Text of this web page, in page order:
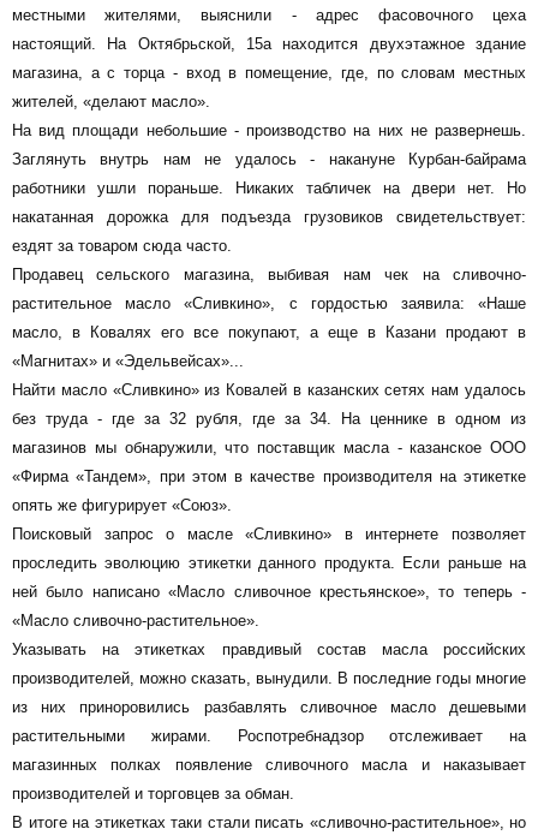
местными жителями, выяснили - адрес фасовочного цеха
настоящий. На Октябрьской, 15а находится двухэтажное здание
магазина, а с торца - вход в помещение, где, по словам местных
жителей, «делают масло».
На вид площади небольшие - производство на них не развернешь.
Заглянуть внутрь нам не удалось - накануне Курбан-байрама
работники ушли пораньше. Никаких табличек на двери нет. Но
накатанная дорожка для подъезда грузовиков свидетельствует:
ездят за товаром сюда часто.
Продавец сельского магазина, выбивая нам чек на сливочно-
растительное масло «Сливкино», с гордостью заявила: «Наше
масло, в Ковалях его все покупают, а еще в Казани продают в
«Магнитах» и «Эдельвейсах»...
Найти масло «Сливкино» из Ковалей в казанских сетях нам удалось
без труда - где за 32 рубля, где за 34. На ценнике в одном из
магазинов мы обнаружили, что поставщик масла - казанское ООО
«Фирма «Тандем», при этом в качестве производителя на этикетке
опять же фигурирует «Союз».
Поисковый запрос о масле «Сливкино» в интернете позволяет
проследить эволюцию этикетки данного продукта. Если раньше на
ней было написано «Масло сливочное крестьянское», то теперь -
«Масло сливочно-растительное».
Указывать на этикетках правдивый состав масла российских
производителей, можно сказать, вынудили. В последние годы многие
из них приноровились разбавлять сливочное масло дешевыми
растительными жирами. Роспотребнадзор отслеживает на
магазинных полках появление сливочного масла и наказывает
производителей и торговцев за обман.
В итоге на этикетках таки стали писать «сливочно-растительное», но